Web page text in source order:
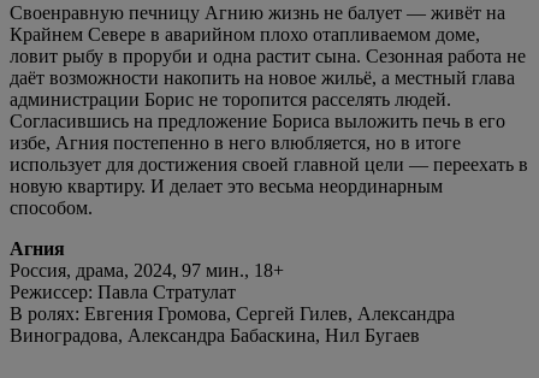
Своенравную печницу Агнию жизнь не балует — живёт на
Крайнем Севере в аварийном плохо отапливаемом доме,
ловит рыбу в проруби и одна растит сына. Сезонная работа не
даёт возможности накопить на новое жильё, а местный глава
администрации Борис не торопится расселять людей.
Согласившись на предложение Бориса выложить печь в его
избе, Агния постепенно в него влюбляется, но в итоге
использует для достижения своей главной цели — переехать в
новую квартиру. И делает это весьма неординарным
способом.
Агния
Россия, драма, 2024, 97 мин., 18+
Режиссер: Павла Стратулат
В ролях: Евгения Громова, Сергей Гилев, Александра
Виноградова, Александра Бабаскина, Нил Бугаев